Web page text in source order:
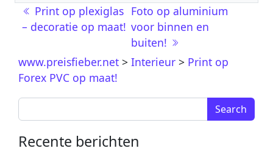
Berichtnavigatie
Print op plexiglas
– decoratie op maat!
Foto op aluminium
voor binnen en
buiten!
www.preisfieber.net > Interieur > Print op
Forex PVC op maat!
Search for:
Recente berichten